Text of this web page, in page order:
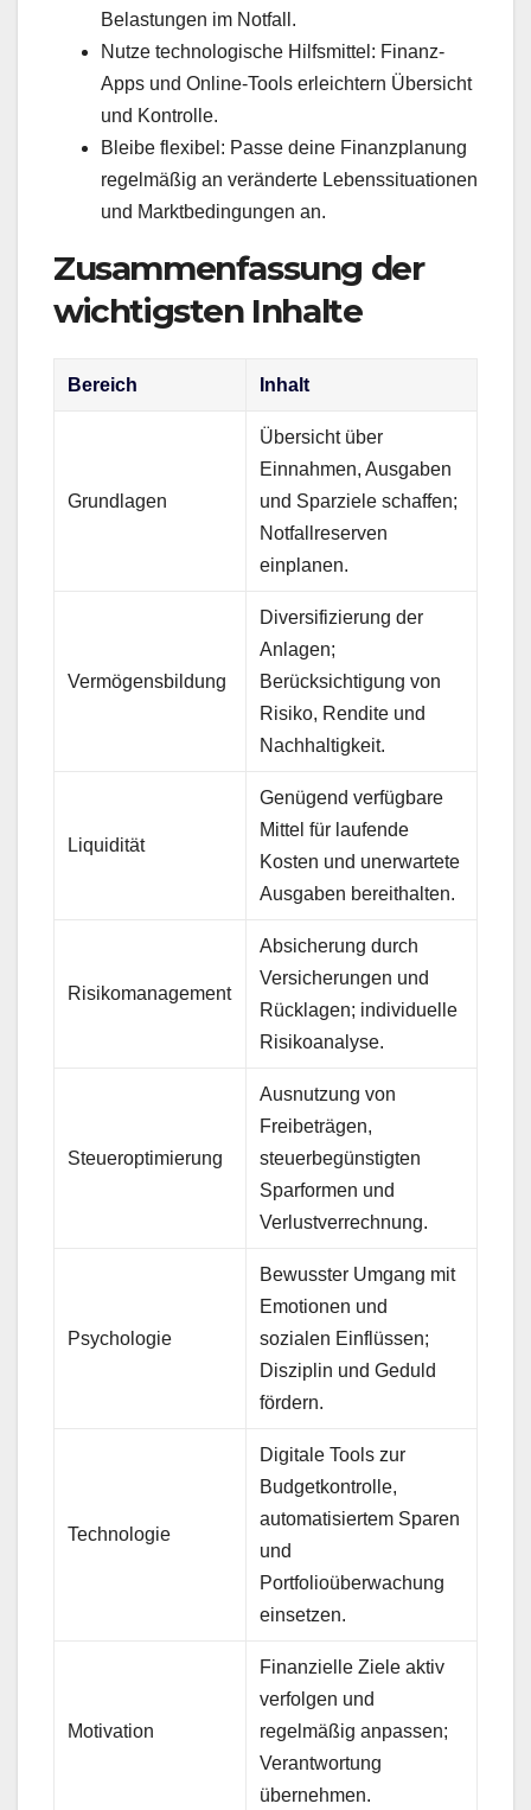
Belastungen im Notfall.
Nutze technologische Hilfsmittel: Finanz-
Apps und Online-Tools erleichtern Übersicht
und Kontrolle.
Bleibe flexibel: Passe deine Finanzplanung
regelmäßig an veränderte Lebenssituationen
und Marktbedingungen an.
Zusammenfassung der
wichtigsten Inhalte
Bereich Inhalt
Grundlagen
Übersicht über
Einnahmen, Ausgaben
und Sparziele schaffen;
Notfallreserven
einplanen.
Vermögensbildung
Diversifizierung der
Anlagen;
Berücksichtigung von
Risiko, Rendite und
Nachhaltigkeit.
Liquidität
Genügend verfügbare
Mittel für laufende
Kosten und unerwartete
Ausgaben bereithalten.
Risikomanagement
Absicherung durch
Versicherungen und
Rücklagen; individuelle
Risikoanalyse.
Steueroptimierung
Ausnutzung von
Freibeträgen,
steuerbegünstigten
Sparformen und
Verlustverrechnung.
Psychologie
Bewusster Umgang mit
Emotionen und
sozialen Einflüssen;
Disziplin und Geduld
fördern.
Technologie
Digitale Tools zur
Budgetkontrolle,
automatisiertem Sparen
und
Portfolioüberwachung
einsetzen.
Motivation
Finanzielle Ziele aktiv
verfolgen und
regelmäßig anpassen;
Verantwortung
übernehmen.